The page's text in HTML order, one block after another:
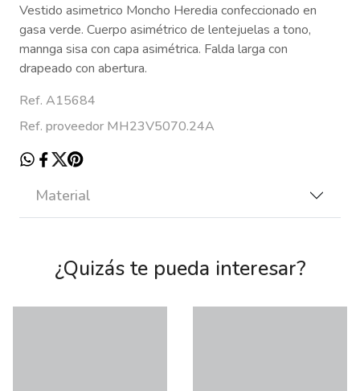
Vestido asimetrico Moncho Heredia confeccionado en
gasa verde. Cuerpo asimétrico de lentejuelas a tono,
mannga sisa con capa asimétrica. Falda larga con
drapeado con abertura.
Ref. A15684
Ref. proveedor MH23V5070.24A
Material
¿Quizás te pueda interesar?